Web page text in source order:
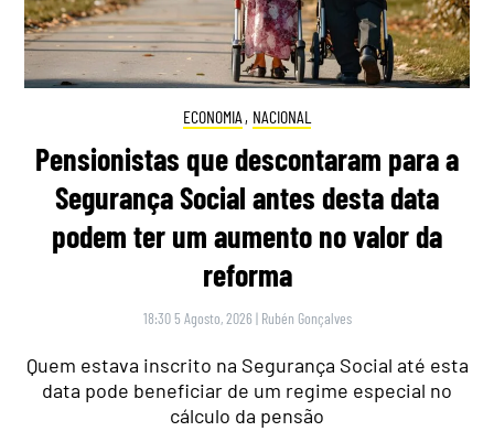
ECONOMIA , NACIONAL
Pensionistas que descontaram para a
Segurança Social antes desta data
podem ter um aumento no valor da
reforma
18:30 5 Agosto, 2026 | Rubén Gonçalves
Quem estava inscrito na Segurança Social até esta
data pode beneficiar de um regime especial no
cálculo da pensão